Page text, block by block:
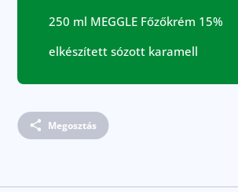
250 ml MEGGLE Főzőkrém 15%
elkészített sózott karamell
Megosztás